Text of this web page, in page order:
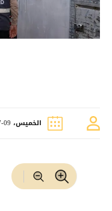
الخميس، 09-07-2026